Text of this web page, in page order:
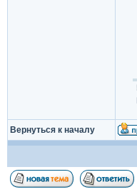
Вернуться к началу